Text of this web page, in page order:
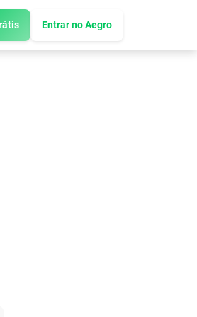
Entrar no Aegro